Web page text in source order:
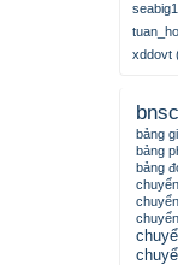
xddovt
bảng
bảng
bảng